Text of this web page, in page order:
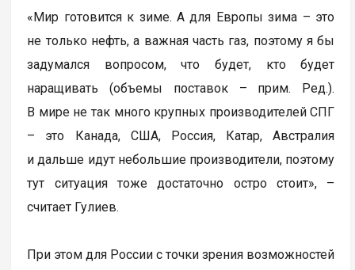
«Мир готовится к зиме. А для Европы зима – это
не только нефть, а важная часть газ, поэтому я бы
задумался вопросом, что будет, кто будет
наращивать (объемы поставок – прим. Ред.).
В мире не так много крупных производителей СПГ
– это Канада, США, Россия, Катар, Австралия
и дальше идут небольшие производители, поэтому
тут ситуация тоже достаточно остро стоит», –
считает Гулиев.
При этом для России с точки зрения возможностей